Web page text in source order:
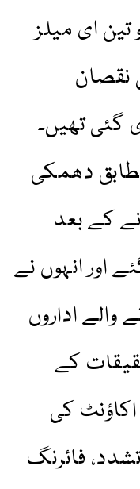
ای میلز
نقصان
گئی تھیں۔
دھمکی
کے بعد
اور انہوں نے
والے اداروں
کے
کی
فائرنگ